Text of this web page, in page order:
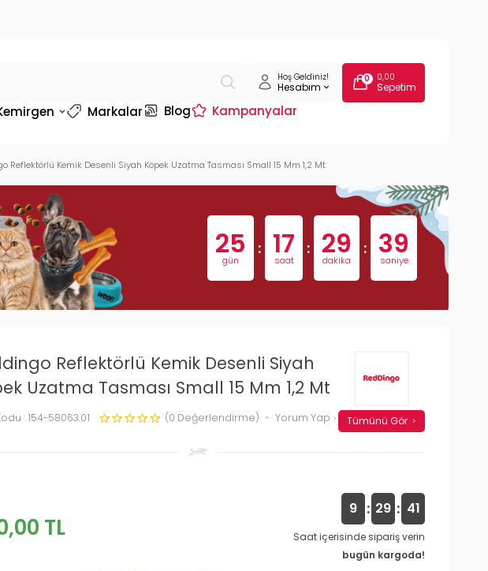
Hoş Geldiniz!
Hesabım
0 0,00
Sepetim
Markalar Blog Kampanyalar
Reflektörlü Kemik Desenli Siyah Köpek Uzatma Tasması Small 15 Mm 1,2 Mt
25
gün
: 17
saat
: 29
dakika
: 38
saniye
Reflektörlü Kemik Desenli Siyah
Uzatma Tasması Small 15 Mm 1,2 Mt
: 154-58063.01 (0 Değerlendirme) Yorum Yap Tümünü Gör
TL
9 : 29 : 40
Saat içerisinde sipariş verin
bugün kargoda!